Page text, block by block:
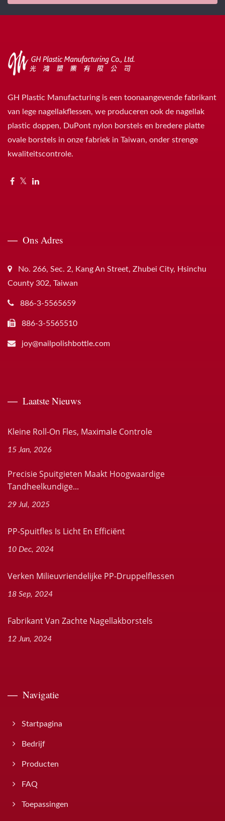
GH Plastic Manufacturing is een toonaangevende fabrikant
van lege nagellakflessen, we produceren ook de nagellak
plastic doppen, DuPont nylon borstels en bredere platte
ovale borstels in onze fabriek in Taiwan, onder strenge
kwaliteitscontrole.
Ons Adres
No. 266, Sec. 2, Kang An Street, Zhubei City, Hsinchu
County 302, Taiwan
886-3-5565659
886-3-5565510
joy@nailpolishbottle.com
Laatste Nieuws
Kleine Roll-On Fles, Maximale Controle
15 Jan, 2026
Precisie Spuitgieten Maakt Hoogwaardige
Tandheelkundige...
29 Jul, 2025
PP-Spuitfles Is Licht En Efficiënt
10 Dec, 2024
Verken Milieuvriendelijke PP-Druppelflessen
18 Sep, 2024
Fabrikant Van Zachte Nagellakborstels
12 Jun, 2024
Navigatie
Startpagina
Bedrijf
Producten
FAQ
Toepassingen